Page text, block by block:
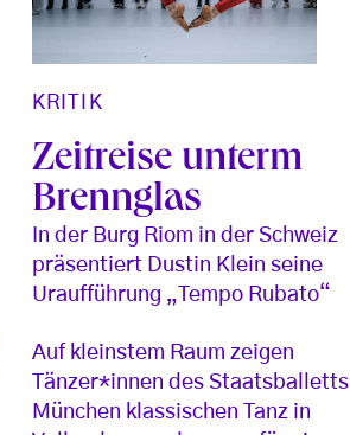
KRITIK
Zeitreise unterm
Brennglas
In der Burg Riom in der Schweiz
präsentiert Dustin Klein seine
Uraufführung „Tempo Rubato“
Auf kleinstem Raum zeigen
Tänzer*innen des Staatsballetts
München klassischen Tanz in